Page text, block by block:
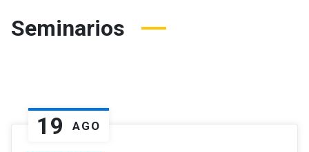
Seminarios
19 AGO